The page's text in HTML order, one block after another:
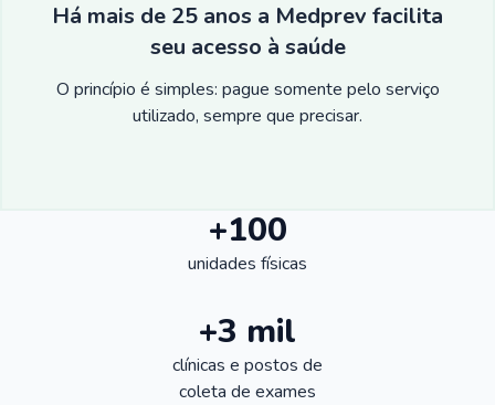
Há mais de 25 anos a Medprev facilita
seu acesso à saúde
O princípio é simples: pague somente pelo serviço
utilizado, sempre que precisar.
+100
unidades físicas
+3 mil
clínicas e postos de
coleta de exames